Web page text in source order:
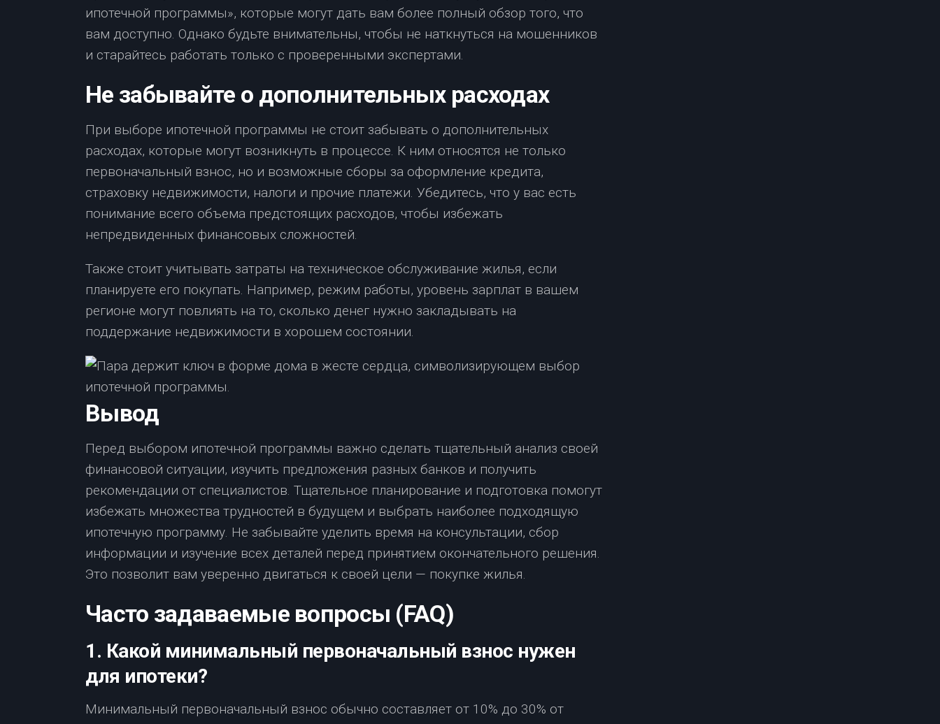
ипотечной программы», которые могут дать вам более полный обзор того, что
вам доступно. Однако будьте внимательны, чтобы не наткнуться на мошенников
и старайтесь работать только с проверенными экспертами.
Не забывайте о дополнительных расходах
При выборе ипотечной программы не стоит забывать о дополнительных
расходах, которые могут возникнуть в процессе. К ним относятся не только
первоначальный взнос, но и возможные сборы за оформление кредита,
страховку недвижимости, налоги и прочие платежи. Убедитесь, что у вас есть
понимание всего объема предстоящих расходов, чтобы избежать
непредвиденных финансовых сложностей.
Также стоит учитывать затраты на техническое обслуживание жилья, если
планируете его покупать. Например, режим работы, уровень зарплат в вашем
регионе могут повлиять на то, сколько денег нужно закладывать на
поддержание недвижимости в хорошем состоянии.
Вывод
Перед выбором ипотечной программы важно сделать тщательный анализ своей
финансовой ситуации, изучить предложения разных банков и получить
рекомендации от специалистов. Тщательное планирование и подготовка помогут
избежать множества трудностей в будущем и выбрать наиболее подходящую
ипотечную программу. Не забывайте уделить время на консультации, сбор
информации и изучение всех деталей перед принятием окончательного решения.
Это позволит вам уверенно двигаться к своей цели — покупке жилья.
Часто задаваемые вопросы (FAQ)
1. Какой минимальный первоначальный взнос нужен
для ипотеки?
Минимальный первоначальный взнос обычно составляет от 10% до 30% от